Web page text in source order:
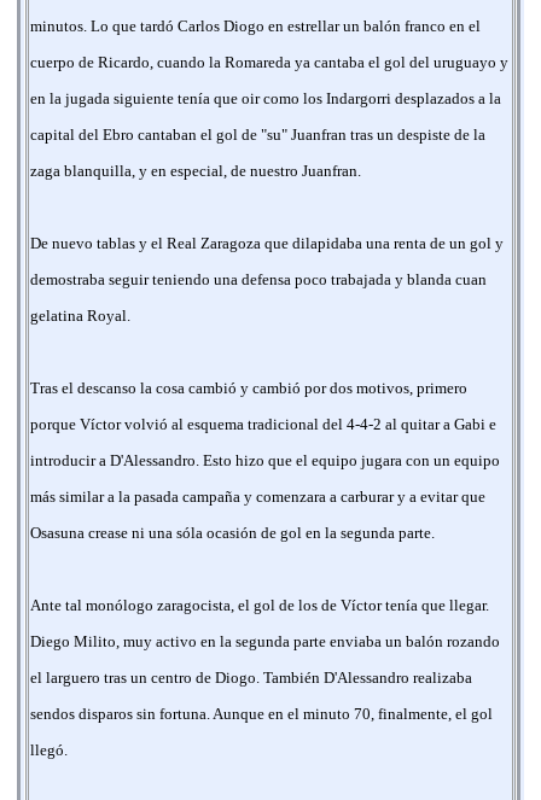
minutos. Lo que tardó Carlos Diogo en estrellar un balón franco en el
cuerpo de Ricardo, cuando la Romareda ya cantaba el gol del uruguayo y
en la jugada siguiente tenía que oir como los Indargorri desplazados a la
capital del Ebro cantaban el gol de "su" Juanfran tras un despiste de la
zaga blanquilla, y en especial, de nuestro Juanfran.
De nuevo tablas y el Real Zaragoza que dilapidaba una renta de un gol y
demostraba seguir teniendo una defensa poco trabajada y blanda cuan
gelatina Royal.
Tras el descanso la cosa cambió y cambió por dos motivos, primero
porque Víctor volvió al esquema tradicional del 4-4-2 al quitar a Gabi e
introducir a D'Alessandro. Esto hizo que el equipo jugara con un equipo
más similar a la pasada campaña y comenzara a carburar y a evitar que
Osasuna crease ni una sóla ocasión de gol en la segunda parte.
Ante tal monólogo zaragocista, el gol de los de Víctor tenía que llegar.
Diego Milito, muy activo en la segunda parte enviaba un balón rozando
el larguero tras un centro de Diogo. También D'Alessandro realizaba
sendos disparos sin fortuna. Aunque en el minuto 70, finalmente, el gol
llegó.